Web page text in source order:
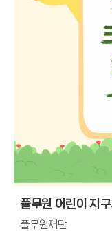
풀무원 어린이 지
풀무원재단